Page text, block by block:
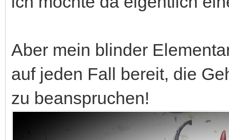
Aber mein blinder
auf jeden Fall bereit, die
zu beanspruchen!